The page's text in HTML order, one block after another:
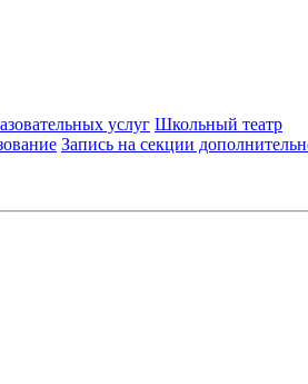
услуг Школьный театр
Запись на секции